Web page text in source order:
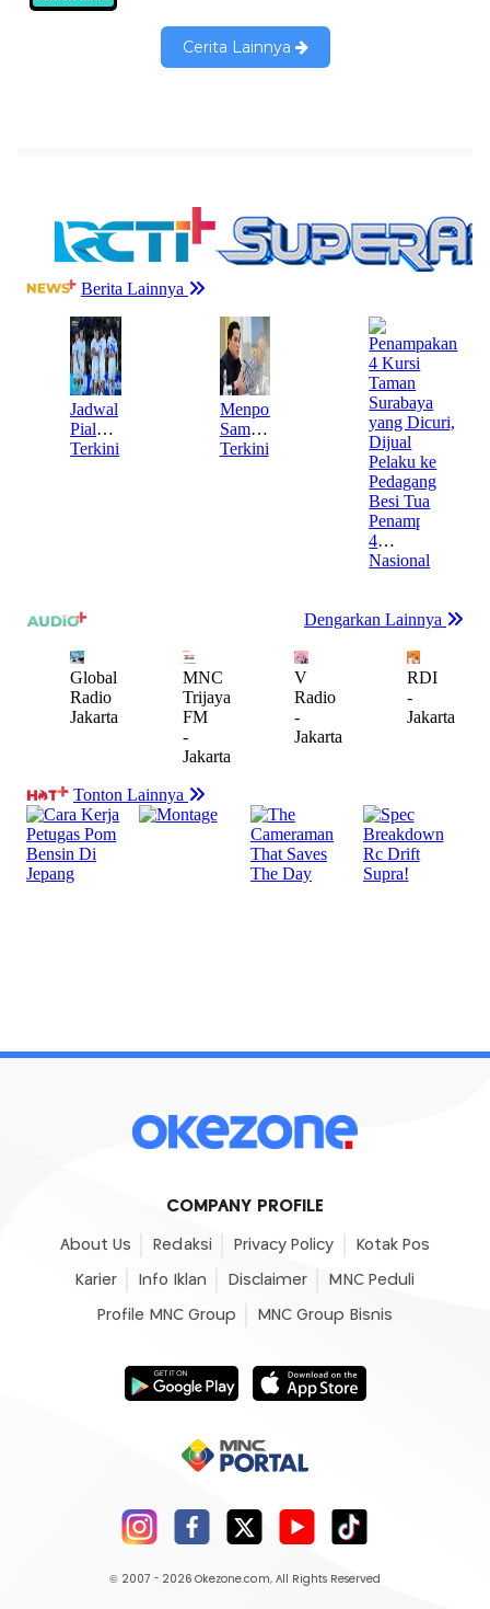
COMPANY PROFILE
About Us Redaksi Privacy Policy Kotak Pos
Karier Info Iklan Disclaimer MNC Peduli
Profile MNC Group MNC Group Bisnis
© 2007 - 2026 Okezone.com, All Rights Reserved